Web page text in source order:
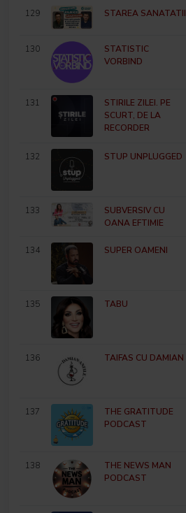
129 STAREA SANATATII
130
STATISTIC
VORBIND
131
STIRILE ZILEI. PE
SCURT, DE LA
RECORDER
132 STUP UNPLUGGED
133
SUBVERSIV CU
OANA EFTIMIE
134 SUPER OAMENI
135 TABU
136 TAIFAS CU DAMIAN
137
THE GRATITUDE
PODCAST
138
THE NEWS MAN
PODCAST